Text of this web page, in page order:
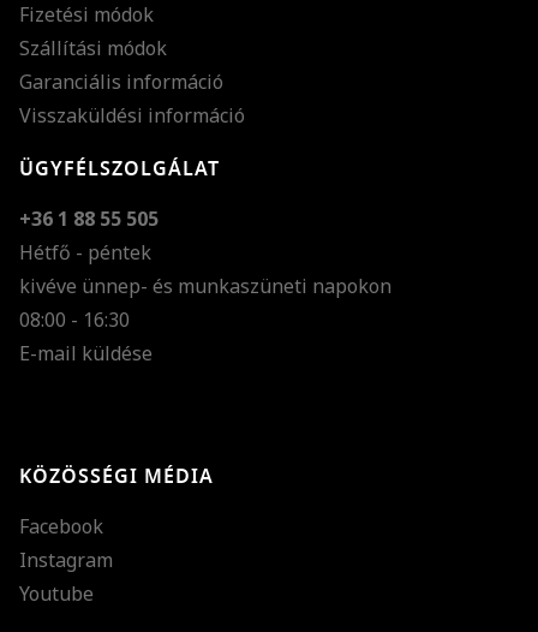
Fizetési módok
Szállítási módok
Garanciális információ
Visszaküldési információ
ÜGYFÉLSZOLGÁLAT
+36 1 88 55 505
Hétfő - péntek
kivéve ünnep- és munkaszüneti napokon
08:00 - 16:30
E-mail küldése
KÖZÖSSÉGI MÉDIA
Facebook
Instagram
Youtube